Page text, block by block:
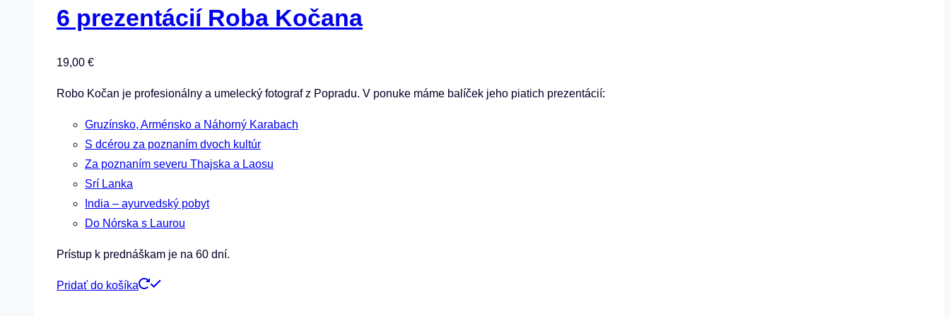
6 prezentácií Roba Kočana
19,00 €
Robo Kočan je profesionálny a umelecký fotograf z Popradu. V ponuke máme balíček jeho piatich prezentácií:
Gruzínsko, Arménsko a Náhorný Karabach
S dcérou za poznaním dvoch kultúr
Za poznaním severu Thajska a Laosu
Srí Lanka
India – ayurvedský pobyt
Do Nórska s Laurou
Prístup k prednáškam je na 60 dní.
Pridať do košíka